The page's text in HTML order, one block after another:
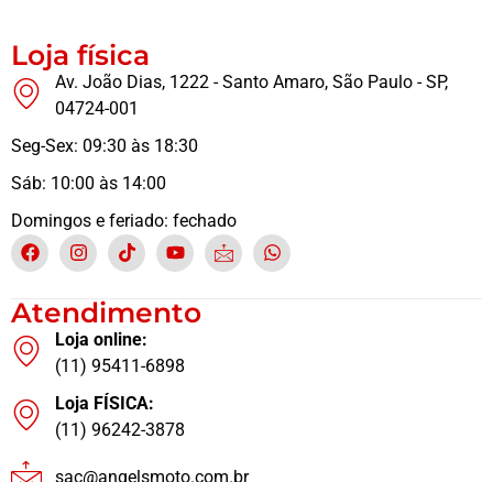
Loja física
Av. João Dias, 1222 - Santo Amaro, São Paulo - SP,
04724-001
Seg-Sex: 09:30 às 18:30
Sáb: 10:00 às 14:00
Domingos e feriado: fechado
Atendimento
Loja online:
(11) 95411-6898
Loja FÍSICA:
(11) 96242-3878
sac@angelsmoto.com.br